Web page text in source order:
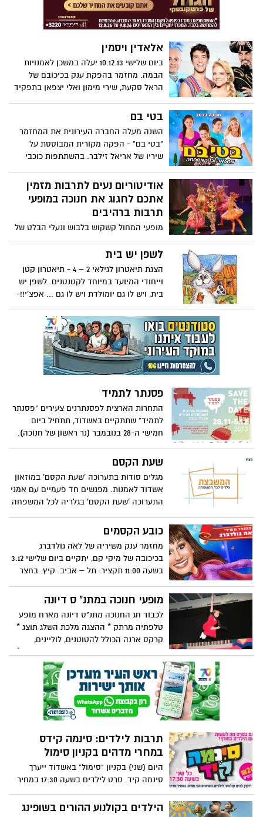
נוספות.. אל תמצמצו!
אלאדין ויסמין
ביום שלישי 10.12.13 יעלה במשכן לאמנויות
הבמה. מחזמר בהפקת ענק בכיכובם של
הראל סקעת, שירי מימון ואלי יצפאן בתפקיד
לב והנסיכה יסמין, בתו שלהסולטן
שלהמלך,המחפש אחר נער בעל לב זהב,
שיבצע עבורו משימה, ומערהרחוקה
ומסתורית, בה מסתתרת מנורה קסומה
ועתיקה. אלאדין יוצאלמשימה, אך בדרך
מסתבך ונכלא בתוך המערה. הוא נשאר
לבדויחד עם מנורה עתיקה שלא שווה הרבה.
או שלא? אלאדין משפשף את המנורה,
ומתוכה יוצא הג'יני הקסם, שמעניק לו שלוש
ואלאדין יוצא להרפתקה קסומה בעקבות
האהבה.
בטי בם
השנה מעלה החברה העירונית את המחזמר
"בטי בם" - הפקה מקורית המבוססת על
שיריו של אריאל זילבר. בהשתתפות כוכבי
שחף, שרון צור, דורון אורן, ערן ביטון ורקדני
להקת "אביבים".
אודיטוריום נעים לתרבות מזמין
אתכם לחגוג את חנוכה במופעי
תרבות ברהיבים
מופעי המחול קשקוש בלבוש ונעלי הבלט של
יעלי יגיעו אודיטוריום 02.12 (בשעות שונות) *
כמו כל שנה הפסטיבל מצדיע ליוצר/ת בולטים
בתחום שירי הילדים ולדמויות מפתח בתחום
הזמר והבידור לילדים.
לשפן יש בית
הצגת תיאטרון לגילאי 2 – 4 - תיאטרון קטן
וייחודי המיועד במיוחד לקטנטנים. לשפן יש
בית, ויש לו גם יומולדת ויש לו גם ... אפצ'י!!-
פסנתר לתמיד
התחרות הארצית לפסנתרנים צעירים "פסנתר
לתמיד" שתתקיים באשדוד, תתחיל ביום
חמישי ה-28 בנובמבר (נר ראשון של חנוכה).
28-19. את התחרות מפיק מרכז מונארט
לאמנויות הפועל במסגרת החברה העירונית
לתרבות הפנאי אשדוד והכניסה לתחרות
חופשית.
שעת הקסם
מגלים סודות בתערוכה 'שעת הקסם' במוזאון
אשדוד לאמנות. מפגשים חד פעמיים עם אמני
התערוכה 'שעת הקסם' בגלריה לכל המשפחה
בדצמבר
כובע הקסמים
מחזמר ענק משיריה של לאה גולדברג
בכיכובה של מיקי קם, יתקיים ביום שלישי 3.12
בשעה 11:00 תקציר: תל – אביב. קיץ. בחצר
משחקים ילדי רחוב ארנון. נסים, ילד חדש
מופיע אורח נוסף, קוף קטן שהלך לאיבוד.
לאה מאמצת את הקוף המצחיק והשובב אל
ביתה וקוראת לו "נפלאות". נסים ונפלאות
הופכים לחברים טובים, וביחד, למען מטרה
חשובה, מקימים קרקס משעשע ומלא
הפתעות. האם ישתפו בקרקס את ילדי
השכונה? האם הילדים יקבלו את נסים כחבר?
האם הקרקס ישיג את מטרתו? ומה יעלה
בגורלם של נסים ושל נפלאות...? זוהי הצגה
שיתוף פעולה, על כוחה של היצירה לקרב
לבבות ועל אישה אחת מיוחדת שהטיבה
להבין לליבם של ילדים. בהצגה משולבים שירי
הילדים האהובים של לאה גולדברג כמו: פזמון
ליקינטון, כובע קסמים, יום יפה ועוד.
מופעי חנוכה במתנ" ס דיונה
לכבוד חג החנוכה מתנ"ס דיונה מארח מופע
טלפתיה מרתק * ההצגה מלכת השלג תוצג *
קרקס ארנה הכולל להטוטנים, לוליינים,
ליצנים, אקרובטים וכל מה שילדים אוהבים *
והזמרת ריסה גרשטיין היא אחת האגדות
בישראל. אשה מדהימה – כשרונית ויפה.
תרבות לילדים: סינמה קידס
במחרי מדהים בקניון סימול
היום (שני) בקניון "סימול" באשדוד ייערך
סינמה קיד. סרט לילדים בשעה 17:30 במחיר
של 20 ש"ח. כמו כן מידי בוקר בימי שלישי
אחת לשבועיים סרט איכותי והרצאת נושא עם
הילדים בקולנוע ההורים בשופינג